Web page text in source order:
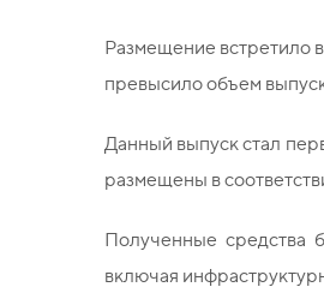
Размещение встретило
превысило объем
Данный выпуск стал
размещены в
Полученные средства
включая